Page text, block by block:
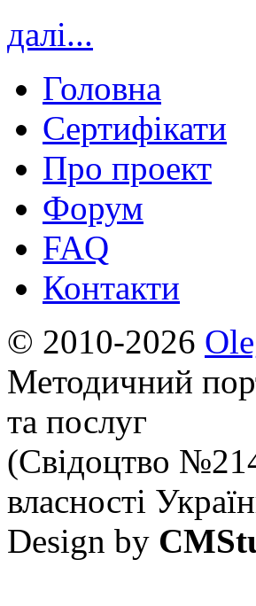
далі...
Головна
Сертифікати
Про проект
Форум
FAQ
Контакти
© 2010-2026
Методичний
та послуг
(Свідоцтво
власності
Design by